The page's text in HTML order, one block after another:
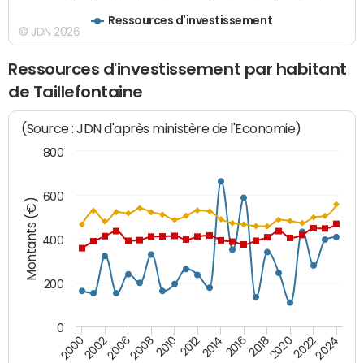
Ressources d'investissement
© JDN 2026
Ressources d'investissement par habitant
de Taillefontaine
Montants (€)
(Source : JDN d'après ministère de l'Economie)
20002002200620082010 2012201420162018202020222024
0
200
400
600
800